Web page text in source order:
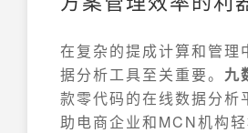
在复杂的提成计算和管理
据分析工具至关重要。 九
款零代码的在线数据分析
助电商企业和MCN机构